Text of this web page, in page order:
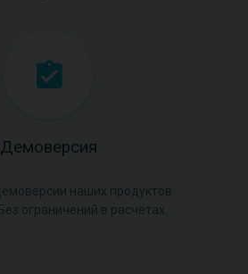
Демоверсия